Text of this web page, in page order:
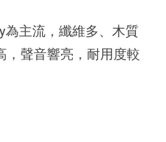
為主流，纖維多、木質
，聲音響亮，耐用度較